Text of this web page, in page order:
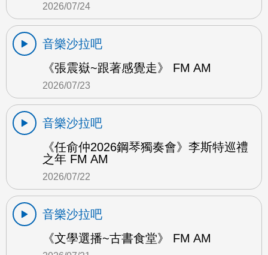
2026/07/24
音樂沙拉吧
《張震嶽~跟著感覺走》 FM AM
2026/07/23
音樂沙拉吧
《任俞仲2026鋼琴獨奏會》李斯特巡禮
之年 FM AM
2026/07/22
音樂沙拉吧
《文學選播~古書食堂》 FM AM